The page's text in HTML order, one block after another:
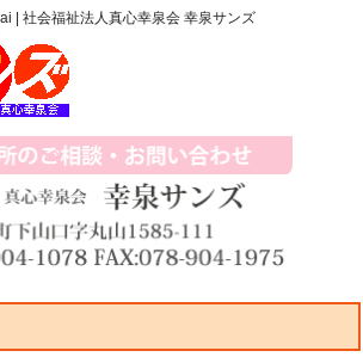
| 社会福祉法人真心幸泉会 幸泉サンズ